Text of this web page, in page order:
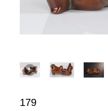
179